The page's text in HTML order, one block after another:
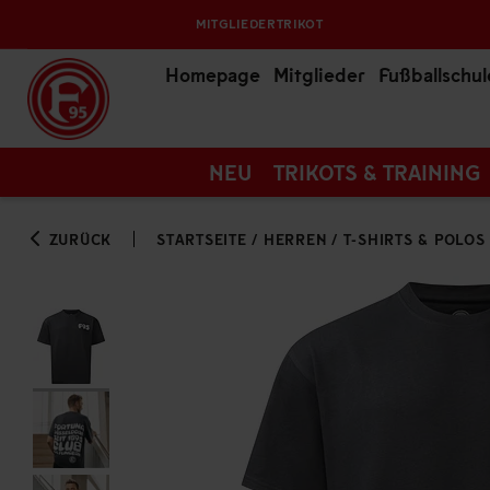
MITGLIEDERTRIKOT
Homepage Mitglieder
NEU TRIKOTS & TRAINING
ZURÜCK STARTSEITE / HERREN / T-SHIRTS & POLOS